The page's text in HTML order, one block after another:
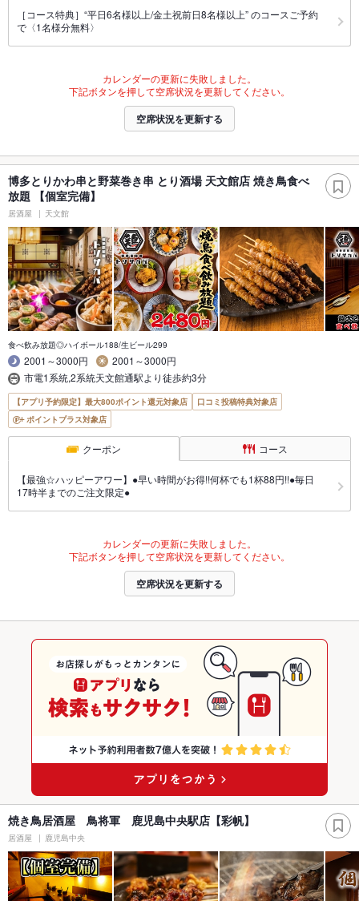
［コース特典］“平日6名様以上/金土祝前日8名様以上” のコースご予約
で〈1名様分無料〉
カレンダーの更新に失敗しました。
下記ボタンを押して空席状況を更新してください。
空席状況を更新する
博多とりかわ串と野菜巻き串 とり酒場 天文館店 焼き鳥食べ
放題 【個室完備】
居酒屋 天文館
食べ飲み放題◎ハイボール188/生ビール299
2001～3000円
2001～3000円
市電1系統,2系統天文館通駅より徒歩約3分
【アプリ予約限定】最大800ポイント還元対象店
口コミ投稿特典対象店
ポイントプラス対象店
クーポン コース
【最強☆ハッピーアワー】●早い時間がお得!!何杯でも1杯88円!!●毎日
17時半までのご注文限定●
カレンダーの更新に失敗しました。
下記ボタンを押して空席状況を更新してください。
空席状況を更新する
焼き鳥居酒屋 鳥将軍 鹿児島中央駅店【彩帆】
居酒屋 鹿児島中央